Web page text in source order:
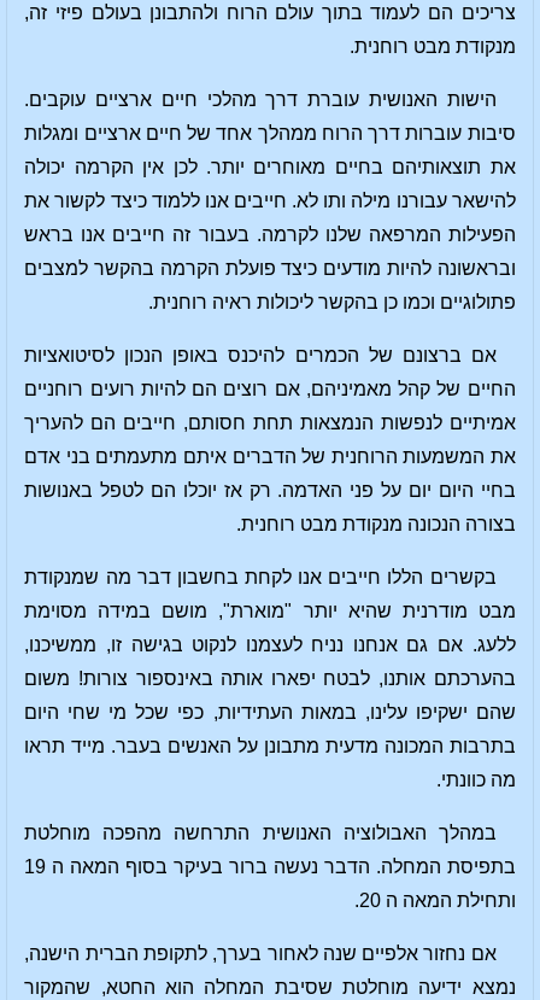
צריכים הם לעמוד בתוך עולם הרוח ולהתבונן בעולם פיזי זה,
מנקודת מבט רוחנית.
הישות האנושית עוברת דרך מהלכי חיים ארציים עוקבים.
סיבות עוברות דרך הרוח ממהלך אחד של חיים ארציים ומגלות
את תוצאותיהם בחיים מאוחרים יותר. לכן אין הקרמה יכולה
להישאר עבורנו מילה ותו לא. חייבים אנו ללמוד כיצד לקשור את
הפעילות המרפאה שלנו לקרמה. בעבור זה חייבים אנו בראש
ובראשונה להיות מודעים כיצד פועלת הקרמה בהקשר למצבים
פתולוגיים וכמו כן בהקשר ליכולות ראיה רוחנית.
אם ברצונם של הכמרים להיכנס באופן הנכון לסיטואציות
החיים של קהל מאמיניהם, אם רוצים הם להיות רועים רוחניים
אמיתיים לנפשות הנמצאות תחת חסותם, חייבים הם להעריך
את המשמעות הרוחנית של הדברים איתם מתעמתים בני אדם
בחיי היום יום על פני האדמה. רק אז יוכלו הם לטפל באנושות
בצורה הנכונה מנקודת מבט רוחנית.
בקשרים הללו חייבים אנו לקחת בחשבון דבר מה שמנקודת
מבט מודרנית שהיא יותר "מוארת", מושם במידה מסוימת
ללעג. אם גם אנחנו נניח לעצמנו לנקוט בגישה זו, ממשיכנו,
בהערכתם אותנו, לבטח יפארו אותה באינספור צורות! משום
שהם ישקיפו עלינו, במאות העתידיות, כפי שכל מי שחי היום
בתרבות המכונה מדעית מתבונן על האנשים בעבר. מייד תראו
מה כוונתי.
במהלך האבולוציה האנושית התרחשה מהפכה מוחלטת
בתפיסת המחלה. הדבר נעשה ברור בעיקר בסוף המאה ה 19
ותחילת המאה ה 20.
אם נחזור אלפיים שנה לאחור בערך, לתקופת הברית הישנה,
נמצא ידיעה מוחלטת שסיבת המחלה הוא החטא, שהמקור